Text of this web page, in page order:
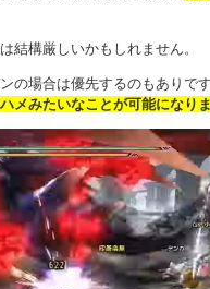
結構厳しいかもしれません。
の場合は優先するのもありです
メみたいなことが可能になり